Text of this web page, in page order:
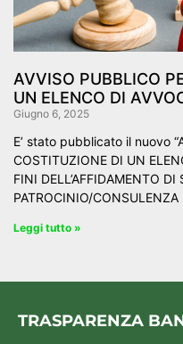
AVVISO PUBBLICO
UN ELENCO DI
Giugno 6, 2025
E’ stato pubblicato il nuovo
COSTITUZIONE DI UN
FINI DELL’AFFIDAMENTO
PATROCINIO/CONSULENZA
Leggi tutto »
TRASPARENZA